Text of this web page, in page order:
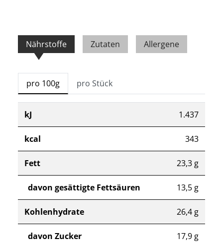
Nährstoffe Zutaten Allergene
pro 100g pro Stück
kJ 1.437
kcal 343
Fett 23,3 g
davon gesättigte Fettsäuren 13,5 g
Kohlenhydrate 26,4 g
davon Zucker 17,9 g